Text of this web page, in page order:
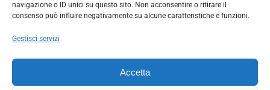
navigazione o ID unici su questo sito. Non acconsentire o ritirare il
consenso può influire negativamente su alcune caratteristiche e funzioni.
Gestisci servizi
Accetta
Per contattare il DPO può scrivere a